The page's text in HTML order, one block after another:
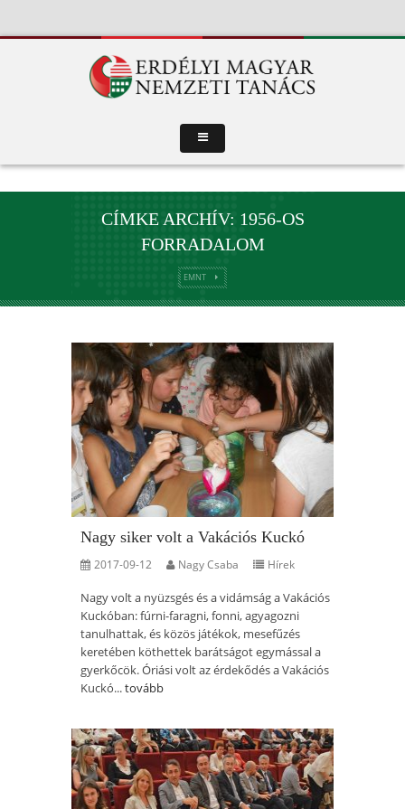
CÍMKE ARCHÍV: 1956-OS
FORRADALOM
EMNT
Nagy siker volt a Vakációs Kuckó
2017-09-12 Nagy Csaba Hírek
Nagy volt a nyüzsgés és a vidámság a Vakációs
Kuckóban: fúrni-faragni, fonni, agyagozni
tanulhattak, és közös játékok, mesefűzés
keretében köthettek barátságot egymással a
gyerkőcök. Óriási volt az érdekődés a Vakációs
Kuckó...tovább